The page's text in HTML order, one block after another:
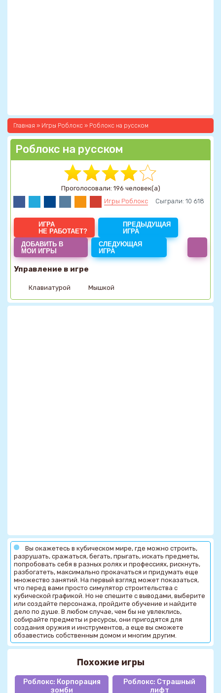
Главная » Игры Роблокс » Роблокс на русском
Роблокс на русском
Проголосовали: 196 человек(а)
Игры Роблокс
Сыграли: 10 618
ИГРА
НЕ РАБОТАЕТ?
ПРЕДЫДУЩАЯ
ИГРА
ДОБАВИТЬ В
МОИ ИГРЫ
СЛЕДУЮЩАЯ
ИГРА
Управление в игре
Клавиатурой Мышкой
Вы окажетесь в кубическом мире, где можно строить,
разрушать, сражаться, бегать, прыгать, искать предметы,
попробовать себя в разных ролях и профессиях, рискнуть,
разбогатеть, максимально прокачаться и придумать еще
множество занятий. На первый взгляд может показаться,
что перед вами просто симулятор строительства с
кубической графикой. Но не спешите с выводами, выберите
или создайте персонажа, пройдите обучение и найдите
дело по душе. В любом случае, чем бы не увлеклись,
собирайте предметы и ресурсы, они пригодятся для
создания оружия и инструментов, а еще вы сможете
обзавестись собственным домом и многим другим.
Похожие игры
Роблокс: Корпорация
зомби
Роблокс: Страшный
лифт